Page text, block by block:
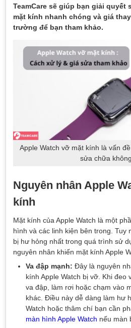
TeamCare sẽ giúp bạn giải quyết
mặt kính nhanh chóng và giá
trường để bạn tham khảo.
Apple Watch vỡ mặt kính là vấn
sửa chữa
Nguyên nhân Apple
kính
Mặt kính của Apple Watch là một
hình và các linh kiện bên trong. Tuy
bị hư hỏng nhất trong quá trình sử
nguyên nhân khiến mặt kính Apple
Va đập mạnh: Đây là nguyên
kính Apple Watch bị vỡ. Khi đeo
va đập, làm rơi hoặc chạm vào
khác. Điều này dễ dàng làm hư
Watch hoặc thâm chí bạn cần
màn hình Apple Watch nếu màn